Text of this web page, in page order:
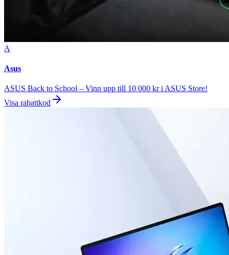
A
Asus
ASUS Back to School – Vinn upp till 10 000 kr i ASUS Store!
Visa rabattkod